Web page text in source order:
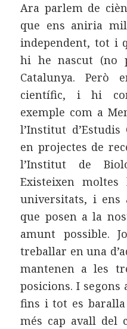
Ara parlem de
que ens aniria
independent, tot i
hi he nascut (no
Catalunya. Però
científic, i hi
exemple com a
l’Institut
en projectes de
l’Institut de
Existeixen
universitats, i ens
que posen a la
amunt possible.
treballar en una
mantenen a les
posicions. I segons
fins i tot es
més cap avall del